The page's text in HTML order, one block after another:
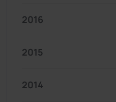
2016
2015
2014